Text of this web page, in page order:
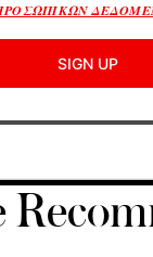
SIGN UP